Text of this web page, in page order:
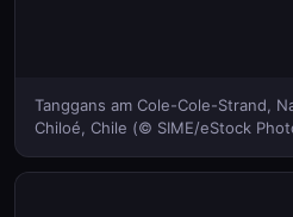
Tanggans am Cole-Cole-Strand,
Chiloé, Chile (© SIME/eStock